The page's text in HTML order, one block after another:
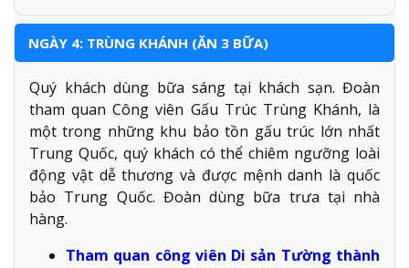
NGÀY 4: TRÙNG KHÁNH (ĂN 3 BỮA)
Quý khách dùng bữa sáng tại khách sạn. Đoàn
tham quan Công viên Gấu Trúc Trùng Khánh, là
một trong những khu bảo tồn gấu trúc lớn nhất
Trung Quốc, quý khách có thể chiêm ngưỡng loài
động vật dễ thương và được mệnh danh là quốc
bảo Trung Quốc. Đoàn dùng bữa trưa tại nhà
hàng.
Tham quan công viên Di sản Tường thành